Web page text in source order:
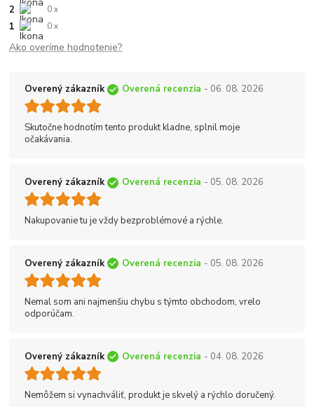
2 0 x
1 0 x
Ako overíme hodnotenie?
Overený zákazník Overená recenzia - 06. 08. 2026
Skutočne hodnotím tento produkt kladne, splnil moje
očakávania.
Overený zákazník Overená recenzia - 05. 08. 2026
Nakupovanie tu je vždy bezproblémové a rýchle.
Overený zákazník Overená recenzia - 05. 08. 2026
Nemal som ani najmenšiu chybu s týmto obchodom, vrelo
odporúčam.
Overený zákazník Overená recenzia - 04. 08. 2026
Nemôžem si vynachváliť, produkt je skvelý a rýchlo doručený.